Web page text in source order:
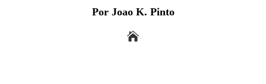
Por Joao K. Pinto